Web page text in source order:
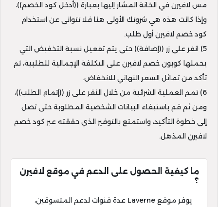
مس لافيرن في الخانة المشار إليها بعبارة ((أدخل كود الخصم))،
وإذا كانت هذه هي شروتك الأولى هنا فلا تتوانى عن استخدام
كود خصم لافيرن أول طلب.
5) انقر على زر ((إضافة)) حتى يتم تفعيل نسبة التخفيض التي
يحملها كوبون خصم لافيرن على التكلفة الإجمالية للطلبية، ثم
تأكد من تماثل السعر النهائي للانخفاض.
6) تمم العملية الشرائية من خلال النقر على زر ((إتمام الطلب))،
ومن ثم قم باستيفاء البيانات الشخصية المطلوبة حتى تصل
إلى خطوة التأكيد، واستمتع بالتوفير الذي حققته عبر كود خصم
لافيرن المذهل.
ما كيفية الحصول على الدعم في موقع لافيرن
؟
يوفر موقع Laverne عدة قنوات لدعم المتسوقين،